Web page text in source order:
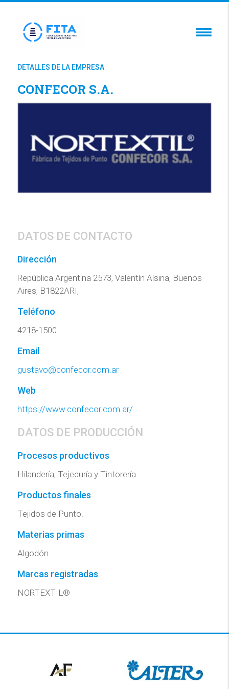
DETALLES DE LA EMPRESA
CONFECOR S.A.
DATOS DE CONTACTO
Dirección
República Argentina 2573, Valentín Alsina, Buenos
Aires, B1822ARI,
Teléfono
4218-1500
Email
gustavo@confecor.com.ar
Web
https://www.confecor.com.ar/
DATOS DE PRODUCCIÓN
Procesos productivos
Hilandería, Tejeduría y Tintorería.
Productos finales
Tejidos de Punto.
Materias primas
Algodón
Marcas registradas
NORTEXTIL®